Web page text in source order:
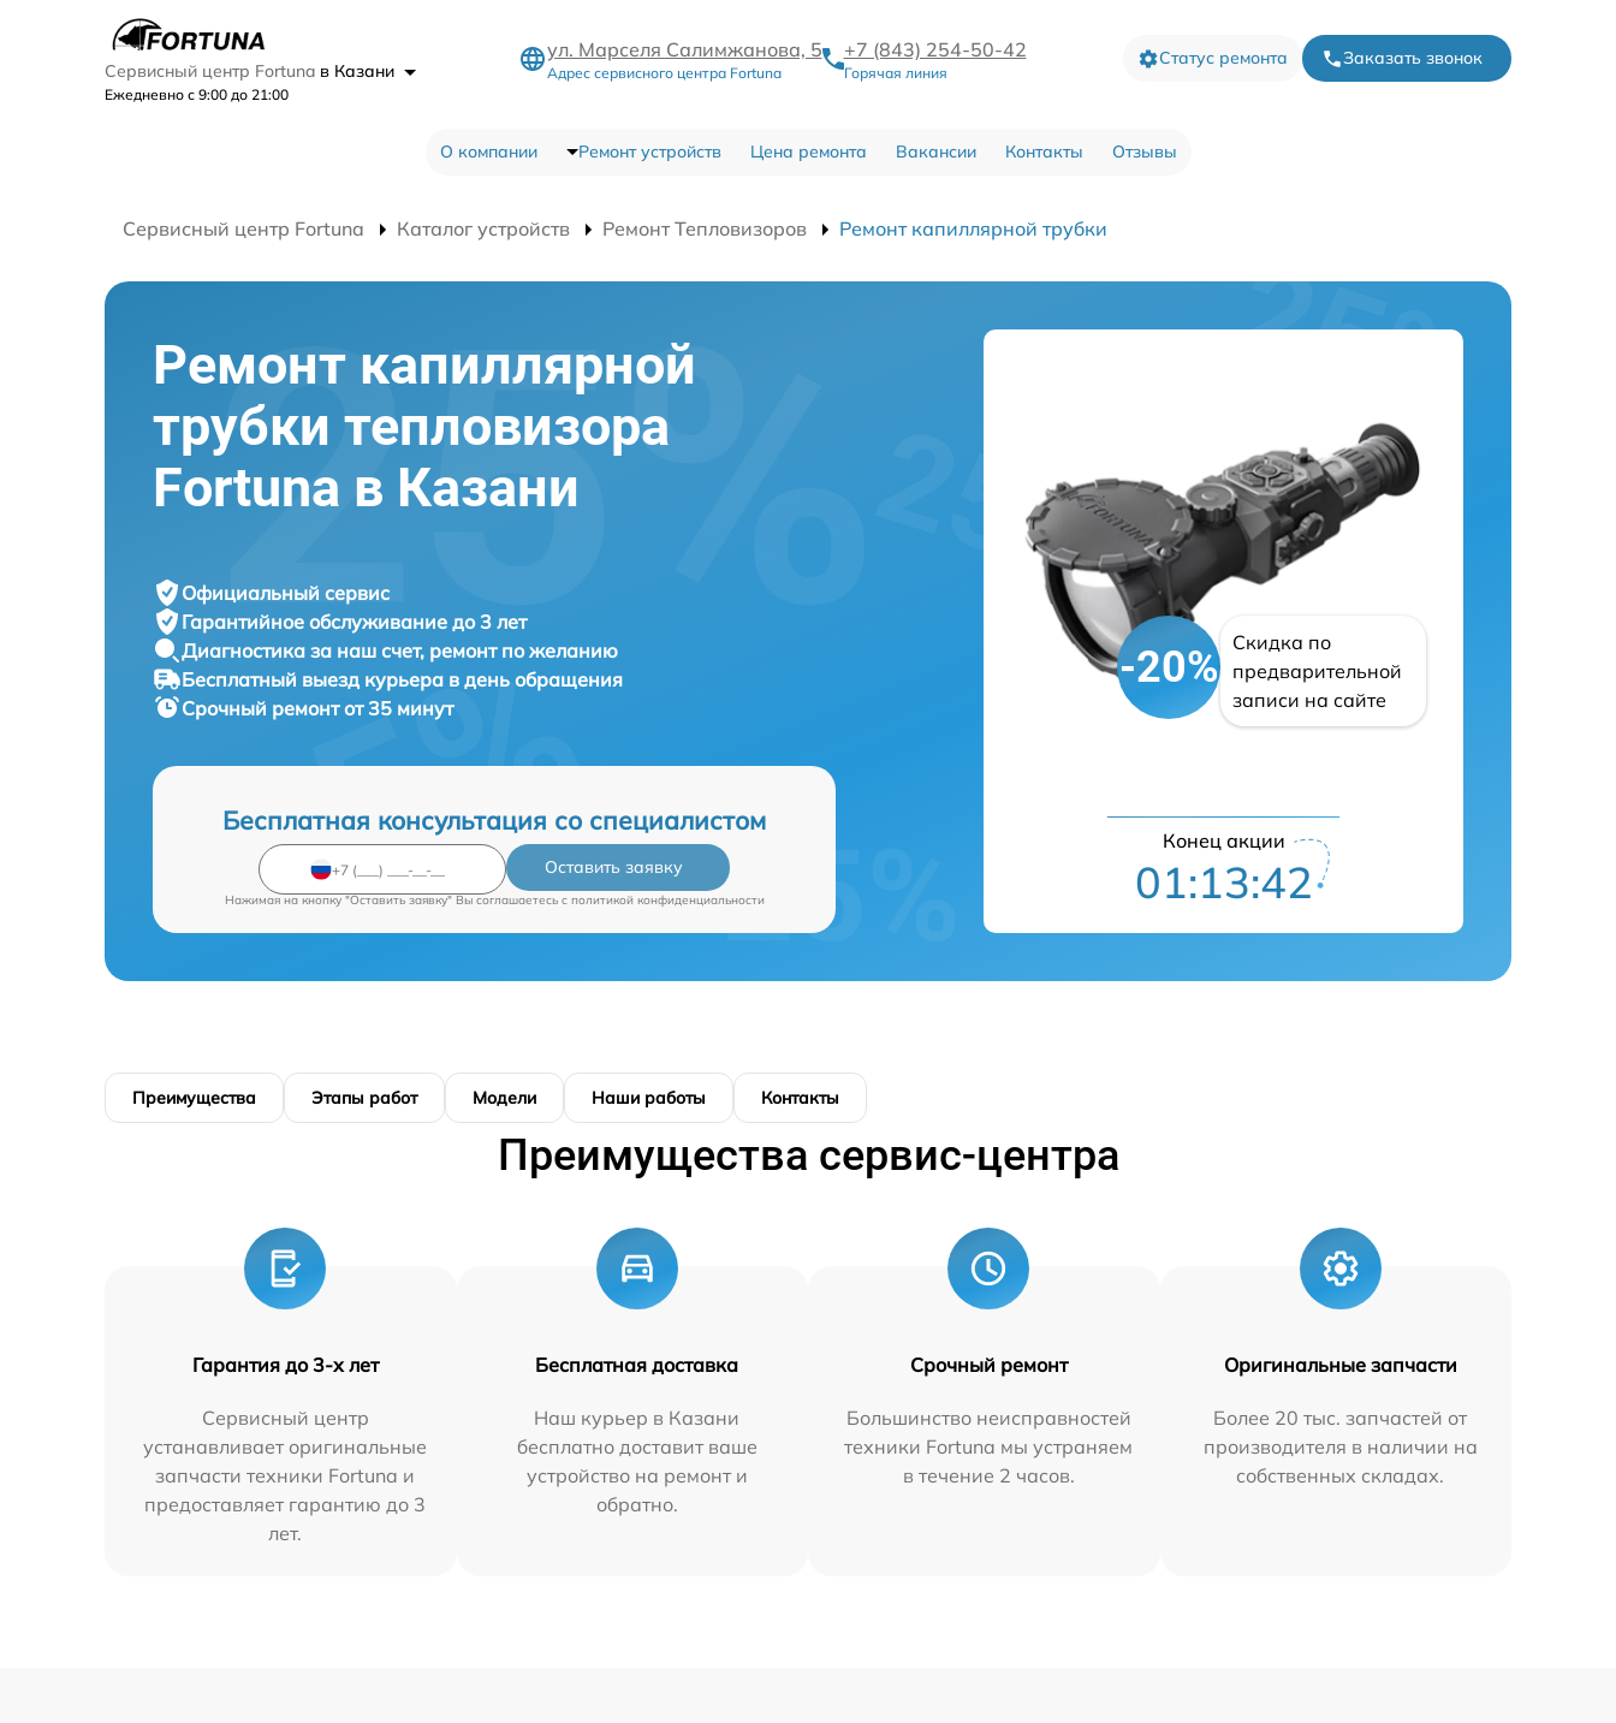
Сервисный центр Fortuna в Казани
Ежедневно с 9:00 до 21:00
ул. Марселя Салимжанова, 5
Адрес сервисного центра Fortuna
+7 (843) 254-50-42
Горячая линия
Статус ремонта Заказать звонок
О компании Ремонт устройств Цена ремонта Вакансии Контакты Отзывы
Сервисный центр Fortuna Каталог устройств Ремонт Тепловизоров Ремонт капиллярной трубки
Ремонт капиллярной
трубки тепловизора
Fortuna в Казани
Официальный сервис
Гарантийное обслуживание до 3 лет
Диагностика за наш счет, ремонт по желанию
Бесплатный выезд курьера в день обращения
Срочный ремонтот 35 минут
Бесплатная консультация со специалистом
Оставить заявку
Нажимая на кнопку "Оставить заявку" Вы соглашаетесь c политикой конфиденциальности
-20%
Скидка по
предварительной
записи на сайте
Конец акции
01:13:41
Преимущества Этапы работ Модели Наши работы Контакты
Преимущества сервис-центра
Гарантия до 3-х лет
Сервисный центр
устанавливает оригинальные
запчасти техники Fortuna и
предоставляет гарантию до 3
лет.
Бесплатная доставка
Наш курьер в Казани
бесплатно доставит ваше
устройство на ремонт и
обратно.
Срочный ремонт
Большинство неисправностей
техники Fortuna мы устраняем
в течение 2 часов.
Оригинальные запчасти
Более 20 тыс. запчастей от
производителя в наличии на
собственных складах.